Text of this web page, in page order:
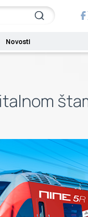
Novosti